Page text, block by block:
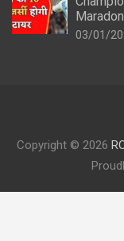
03/01/
Copyright © 2026